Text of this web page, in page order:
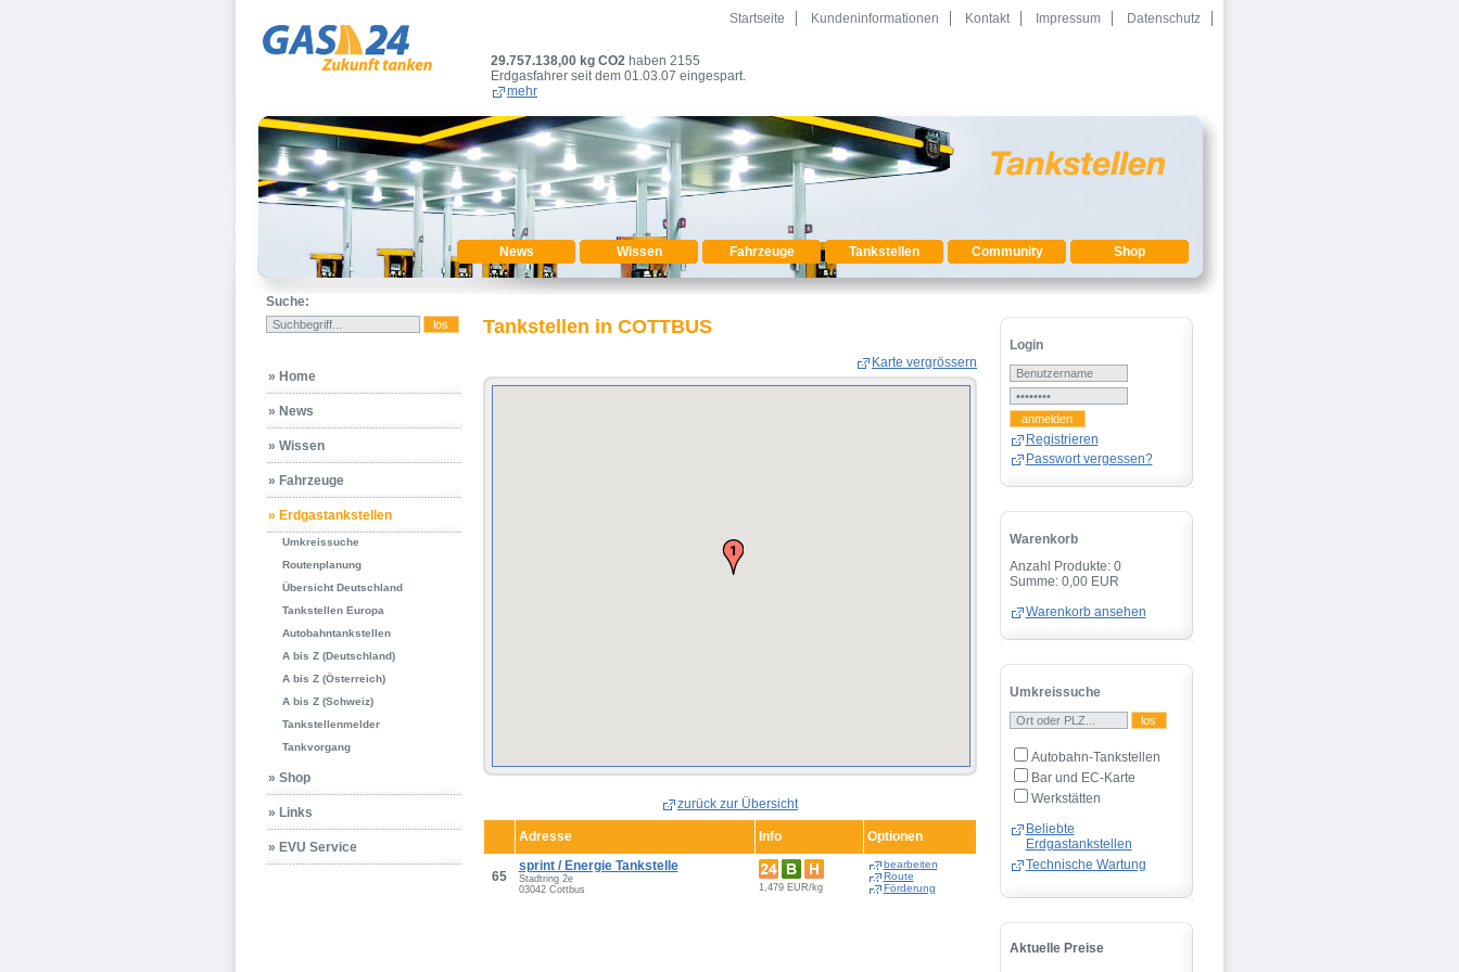
Startseite Kundeninformationen Kontakt Impressum Datenschutz
29.757.138,05 kg CO2 haben 2155
Erdgasfahrer seit dem 01.03.07 eingespart.
mehr
News Wissen Fahrzeuge Tankstellen Community Shop
Suche:
» Home
» News
» Wissen
» Fahrzeuge
» Erdgastankstellen
Umkreissuche
Routenplanung
Übersicht Deutschland
Tankstellen Europa
Autobahntankstellen
A bis Z (Deutschland)
A bis Z (Österreich)
A bis Z (Schweiz)
Tankstellenmelder
Tankvorgang
» Shop
» Links
» EVU Service
Tankstellen in COTTBUS
zurück zur Übersicht
Adresse Info Optionen
65
sprint / Energie Tankstelle
Stadtring 2e
03042 Cottbus
1,479 EUR/kg
bearbeiten
Route
Förderung
Login
Registrieren
Passwort vergessen?
Warenkorb
Anzahl Produkte: 0
Summe: 0,00 EUR
Warenkorb ansehen
Umkreissuche
Autobahn-Tankstellen
Bar und EC-Karte
Werkstätten
Beliebte
Erdgastankstellen
Technische Wartung
Aktuelle Preise